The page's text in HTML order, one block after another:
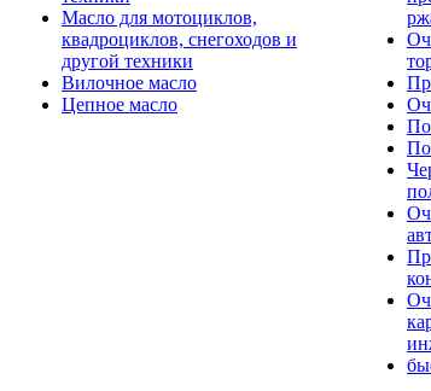
Масло для мотоциклов,
квадроциклов, снегоходов и
другой техники
Вилочное масло
Цепное масло